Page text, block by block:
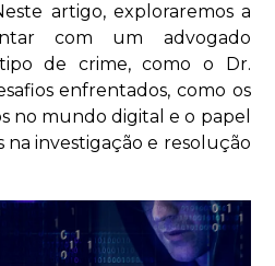
artigo, exploraremos a
com um advogado
tipo de crime, como o Dr.
enfrentados, como os
no mundo digital e o papel
na investigação e resolução